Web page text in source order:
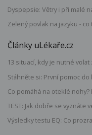
Dyspepsie: Větry i při malé
Zelený povlak na jazyku - co
Články uLékaře.cz
13 situací, kdy je nutné
Stáhněte si: První pomoc do
Co pomáhá na oteklé
TEST: Jak dobře se vyznáte
Výsledky testu EQ: Co